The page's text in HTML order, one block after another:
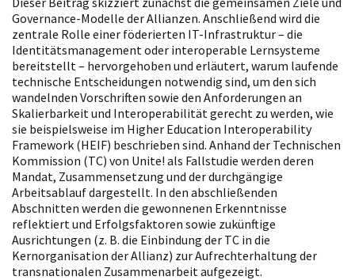
Governance-Modelle der Allianzen. Anschließend wird die
zentrale Rolle einer föderierten IT-Infrastruktur – die
Identitätsmanagement oder interoperable Lernsysteme
bereitstellt – hervorgehoben und erläutert, warum laufende
technische Entscheidungen notwendig sind, um den sich
wandelnden Vorschriften sowie den Anforderungen an
Skalierbarkeit und Interoperabilität gerecht zu werden, wie
sie beispielsweise im Higher Education Interoperability
Framework (HEIF) beschrieben sind. Anhand der Technischen
Kommission (TC) von Unite! als Fallstudie werden deren
Mandat, Zusammensetzung und der durchgängige
Arbeitsablauf dargestellt. In den abschließenden
Abschnitten werden die gewonnenen Erkenntnisse
reflektiert und Erfolgsfaktoren sowie zukünftige
Ausrichtungen (z. B. die Einbindung der TC in die
Kernorganisation der Allianz) zur Aufrechterhaltung der
transnationalen Zusammenarbeit aufgezeigt.